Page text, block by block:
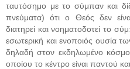
ταυτόσημο με το σύμπαν και
πνεύματα) ότι ο Θεός δεν
διατηρεί και νοηματοδοτεί το
εσωτερική και ενοποιός ουσία
δηλαδή στον εκδηλωμένο
οποίου το κέντρο είναι παντού